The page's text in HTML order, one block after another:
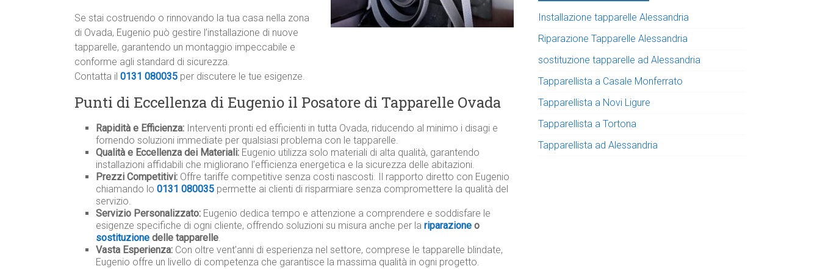
Se stai costruendo o rinnovando la tua casa nella zona
di Ovada, Eugenio può gestire l’installazione di nuove
tapparelle, garantendo un montaggio impeccabile e
conforme agli standard di sicurezza.
Contatta il 0131 080035 per discutere le tue esigenze.
Punti di Eccellenza di Eugenio il Posatore di Tapparelle Ovada
Rapidità e Efficienza: Interventi pronti ed efficienti in tutta Ovada, riducendo al minimo i disagi e
fornendo soluzioni immediate per qualsiasi problema con le tapparelle.
Qualità e Eccellenza dei Materiali: Eugenio utilizza solo materiali di alta qualità, garantendo
installazioni affidabili che migliorano l’efficienza energetica e la sicurezza delle abitazioni.
Prezzi Competitivi: Offre tariffe competitive senza costi nascosti. Il rapporto diretto con Eugenio
chiamando lo 0131 080035 permette ai clienti di risparmiare senza compromettere la qualità del
servizio.
Servizio Personalizzato: Eugenio dedica tempo e attenzione a comprendere e soddisfare le
esigenze specifiche di ogni cliente, offrendo soluzioni su misura anche per la riparazione o
sostituzione delle tapparelle.
Vasta Esperienza: Con oltre vent’anni di esperienza nel settore, comprese le tapparelle blindate,
Eugenio offre un livello di competenza che garantisce la massima qualità in ogni progetto.
Installazione tapparelle Alessandria
Riparazione Tapparelle Alessandria
sostituzione tapparelle ad Alessandria
Tapparellista a Casale Monferrato
Tapparellista a Novi Ligure
Tapparellista a Tortona
Tapparellista ad Alessandria